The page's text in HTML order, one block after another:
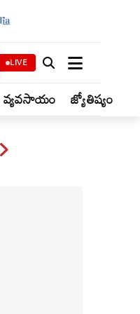
LIVE
వ్యవసాయం జ్యోతిష్యం